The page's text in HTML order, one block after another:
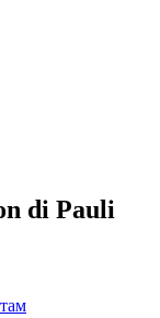
di Pauli